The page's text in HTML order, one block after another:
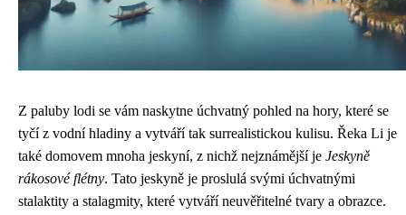
Z paluby lodi se vám naskytne úchvatný pohled na hory, které se
tyčí z vodní hladiny a vytváří tak surrealistickou kulisu. Řeka Li je
také domovem mnoha jeskyní, z nichž nejznámější je Jeskyně
rákosové flétny. Tato jeskyně je proslulá svými úchvatnými
stalaktity a stalagmity, které vytváří neuvěřitelné tvary a obrazce.